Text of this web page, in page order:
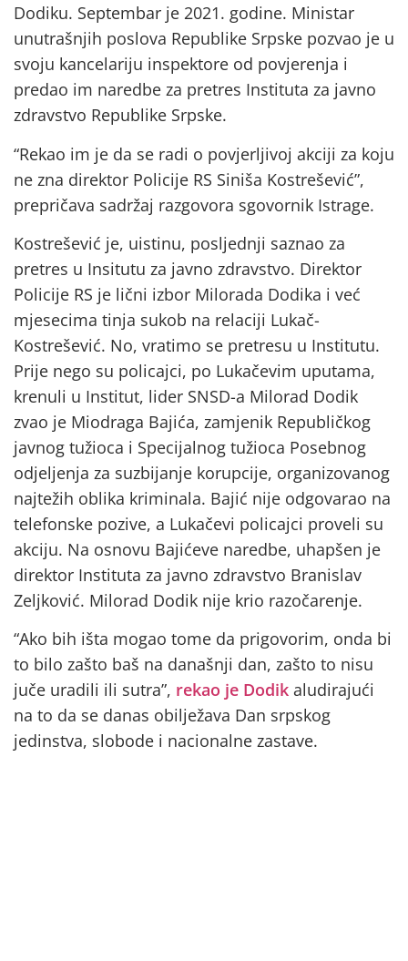
Dodiku. Septembar je 2021. godine. Ministar
unutrašnjih poslova Republike Srpske pozvao je u
svoju kancelariju inspektore od povjerenja i
predao im naredbe za pretres Instituta za javno
zdravstvo Republike Srpske.
“Rekao im je da se radi o povjerljivoj akciji za koju
ne zna direktor Policije RS Siniša Kostrešević”,
prepričava sadržaj razgovora sgovornik Istrage.
Kostrešević je, uistinu, posljednji saznao za
pretres u Insitutu za javno zdravstvo. Direktor
Policije RS je lični izbor Milorada Dodika i već
mjesecima tinja sukob na relaciji Lukač-
Kostrešević. No, vratimo se pretresu u Institutu.
Prije nego su policajci, po Lukačevim uputama,
krenuli u Institut, lider SNSD-a Milorad Dodik
zvao je Miodraga Bajića, zamjenik Republičkog
javnog tužioca i Specijalnog tužioca Posebnog
odjeljenja za suzbijanje korupcije, organizovanog
najtežih oblika kriminala. Bajić nije odgovarao na
telefonske pozive, a Lukačevi policajci proveli su
akciju. Na osnovu Bajićeve naredbe, uhapšen je
direktor Instituta za javno zdravstvo Branislav
Zeljković. Milorad Dodik nije krio razočarenje.
“Ako bih išta mogao tome da prigovorim, onda bi
to bilo zašto baš na današnji dan, zašto to nisu
juče uradili ili sutra”, rekao je Dodik aludirajući
na to da se danas obilježava Dan srpskog
jedinstva, slobode i nacionalne zastave.